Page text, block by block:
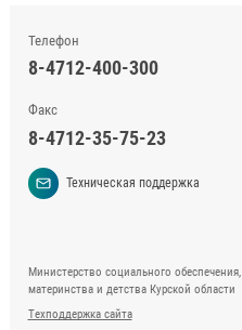
Телефон
8-4712-400-300
Факс
8-4712-35-75-23
Техническая поддержка
Министерство социального обеспечения,
материнства и детства Курской области
Техподдержка сайта